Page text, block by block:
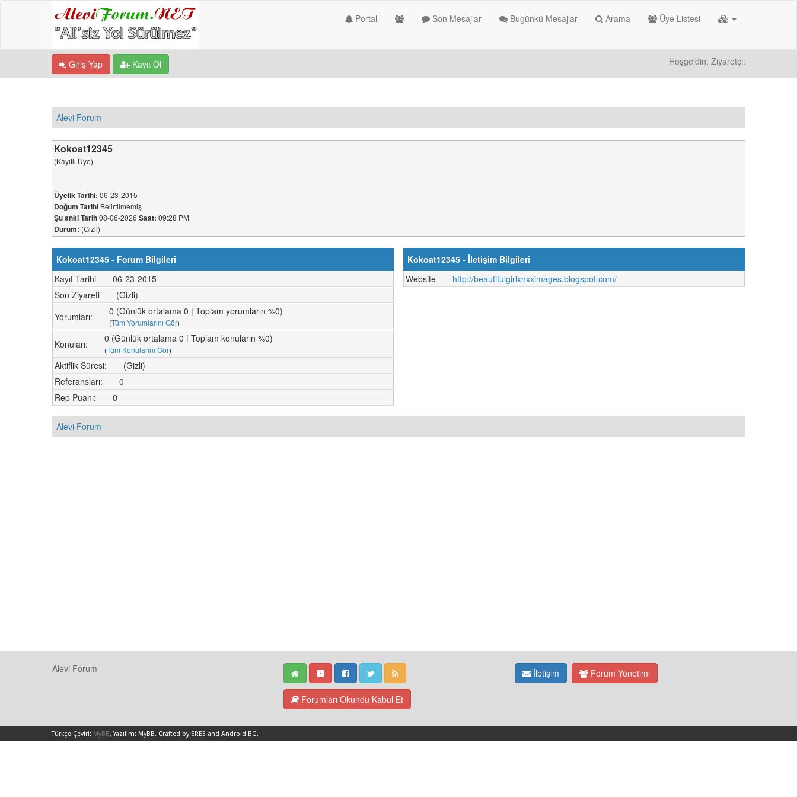
Portal Son Mesajlar Bugünkü Mesajlar Arama Üye Listesi
Giriş Yap Kayıt Ol Hoşgeldin, Ziyaretçi:
Alevi Forum
Kokoat12345
(Kayıtlı Üye)
Üyelik Tarihi: 06-23-2015
Doğum Tarihi Belirtilmemiş
Şu anki Tarih08-06-2026 Saat: 09:28 PM
Durum: (Gizli)
Kokoat12345 - Forum Bilgileri
Kayıt Tarihi
06-23-2015
Son Ziyareti
(Gizli)
Yorumları:
0 (Günlük ortalama 0 | Toplam yorumların %0)
(Tüm Yorumlarını Gör)
Konuları: 0 (Günlük ortalama 0 | Toplam konuların %0)
(Tüm Konularını Gör)
Aktiflik Süresi:
(Gizli)
Referansları:
0
Rep Puanı:
0
Kokoat12345 - İletişim Bilgileri
Website
http://beautifulgirlxnxximages.blogspot.com/
Alevi Forum
Alevi Forum
Forumları Okundu Kabul Et
İletişim Forum Yönetimi
Türkçe Çeviri: MyBB, Yazılım: MyBB. Crafted by EREE and Android BG.